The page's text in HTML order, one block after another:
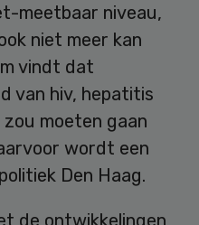
meetbaar niveau,
niet meer kan
vindt dat
van hiv, hepatitis
zou moeten gaan
wordt een
Den Haag.
de ontwikkelingen